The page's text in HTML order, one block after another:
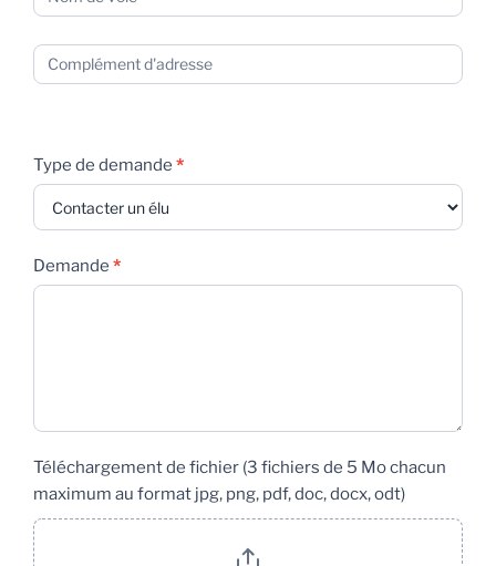
Type de demande *
Demande *
Téléchargement de fichier (3 fichiers de 5 Mo chacun
maximum au format jpg, png, pdf, doc, docx, odt)